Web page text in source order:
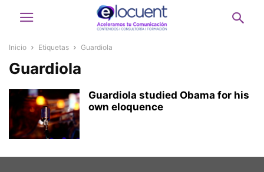
Inicio Etiquetas Guardiola
Guardiola
Guardiola studied Obama for his
own eloquence